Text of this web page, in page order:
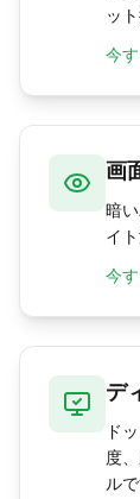
ッ
今
画
暗
イ
今
デ
ド
度
ルで